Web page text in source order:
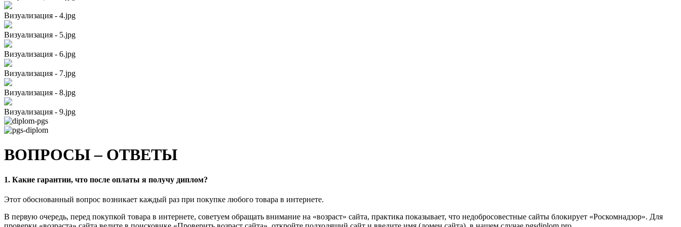
Визуализация - 4.jpg
Визуализация - 5.jpg
Визуализация - 6.jpg
Визуализация - 7.jpg
Визуализация - 8.jpg
Визуализация - 9.jpg
ВОПРОСЫ – ОТВЕТЫ
1. Какие гарантии, что после оплаты я получу диплом?
Этот обоснованный вопрос возникает каждый раз при покупке любого товара в интернете.
В первую очередь, перед покупкой товара в интернете, советуем обращать внимание на «возраст» сайта, практика показывает, что недобросовестные сайты блокирует «Роскомнадзор». Для